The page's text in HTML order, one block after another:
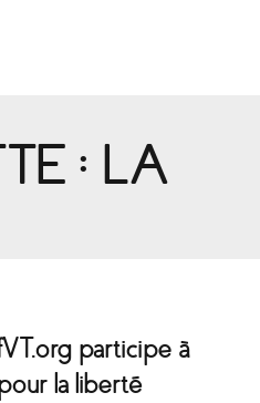
: LA
participe à
la liberté